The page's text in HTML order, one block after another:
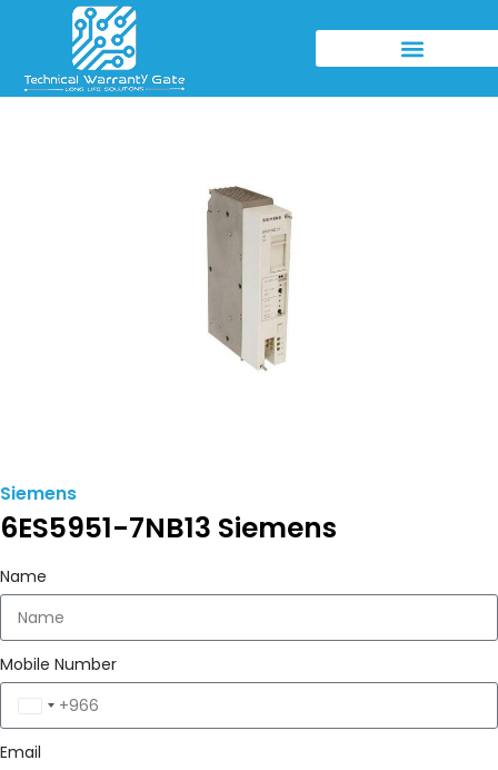
Siemens
6ES5951-7NB13 Siemens
Name
Mobile Number
Saudi
Arabia
+966
Email